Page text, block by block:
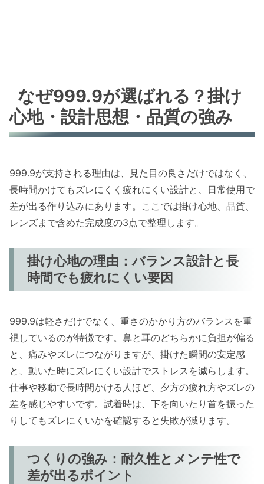
なぜ999.9が選ばれる？掛け
心地・設計思想・品質の強み
999.9が支持される理由は、見た目の良さだけではなく、
長時間かけてもズレにくく疲れにくい設計と、日常使用で
差が出る作り込みにあります。ここでは掛け心地、品質、
レンズまで含めた完成度の3点で整理します。
掛け心地の理由：バランス設計と長
時間でも疲れにくい要因
999.9は軽さだけでなく、重さのかかり方のバランスを重
視しているのが特徴です。鼻と耳のどちらかに負担が偏る
と、痛みやズレにつながりますが、掛けた瞬間の安定感
と、動いた時にズレにくい設計でストレスを減らします。
仕事や移動で長時間かける人ほど、夕方の疲れ方やズレの
差を感じやすいです。試着時は、下を向いたり首を振った
りしてもズレにくいかを確認すると失敗が減ります。
つくりの強み：耐久性とメンテ性で
差が出るポイント